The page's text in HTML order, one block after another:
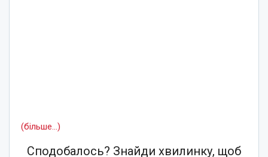
(більше…)
Сподобалось? Знайди хвилинку, щоб